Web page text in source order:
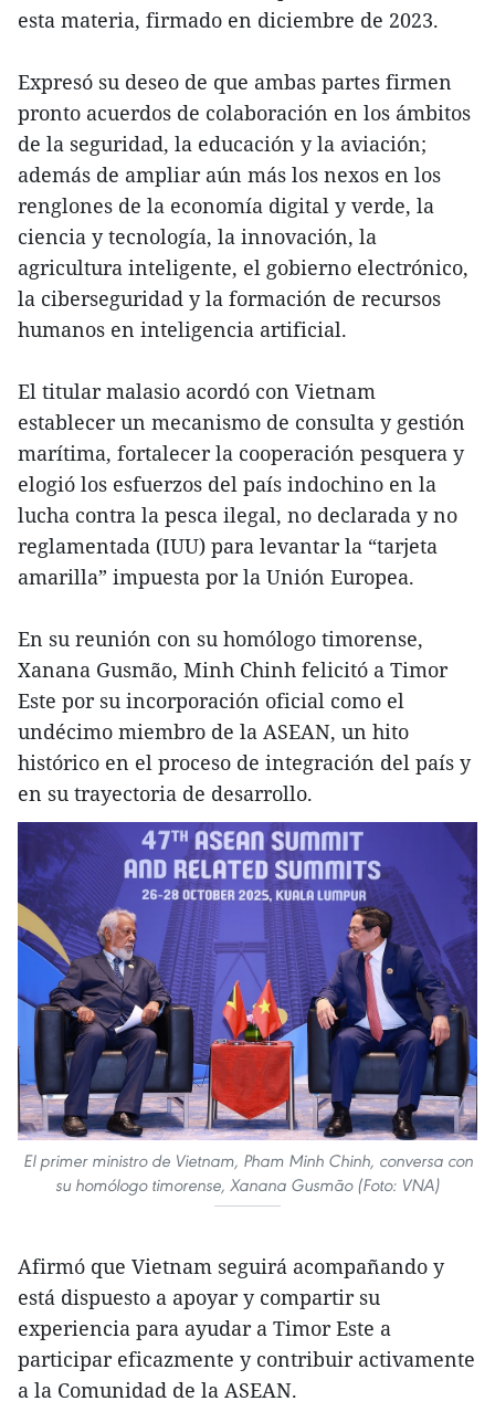
esta materia, firmado en diciembre de 2023.
Expresó su deseo de que ambas partes firmen
pronto acuerdos de colaboración en los ámbitos
de la seguridad, la educación y la aviación;
además de ampliar aún más los nexos en los
renglones de la economía digital y verde, la
ciencia y tecnología, la innovación, la
agricultura inteligente, el gobierno electrónico,
la ciberseguridad y la formación de recursos
humanos en inteligencia artificial.
El titular malasio acordó con Vietnam
establecer un mecanismo de consulta y gestión
marítima, fortalecer la cooperación pesquera y
elogió los esfuerzos del país indochino en la
lucha contra la pesca ilegal, no declarada y no
reglamentada (IUU) para levantar la “tarjeta
amarilla” impuesta por la Unión Europea.
En su reunión con su homólogo timorense,
Xanana Gusmão, Minh Chinh felicitó a Timor
Este por su incorporación oficial como el
undécimo miembro de la ASEAN, un hito
histórico en el proceso de integración del país y
en su trayectoria de desarrollo.
El primer ministro de Vietnam, Pham Minh Chinh, conversa con
su homólogo timorense, Xanana Gusmão (Foto: VNA)
Afirmó que Vietnam seguirá acompañando y
está dispuesto a apoyar y compartir su
experiencia para ayudar a Timor Este a
participar eficazmente y contribuir activamente
a la Comunidad de la ASEAN.